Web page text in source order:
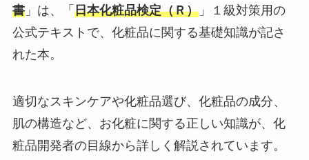
書」は、「 日本化粧品検定（Ｒ）」１級対策用の
公式テキストで、化粧品に関する基礎知識が記さ
れた本。
適切なスキンケアや化粧品選び、化粧品の成分、
肌の構造など、お化粧に関する正しい知識が、化
粧品開発者の目線から詳しく解説されています。